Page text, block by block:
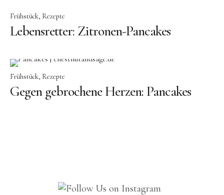
Vorspeisen
Pizza & Quiche
Suppen
Frühstück Rezepte
Lebensretter: Zitronen-Pancakes
Frühstück Rezepte
Gegen gebrochene Herzen: Pancakes